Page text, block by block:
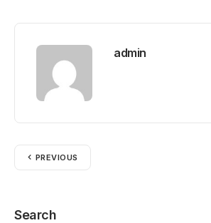
admin
PREVIOUS
Search